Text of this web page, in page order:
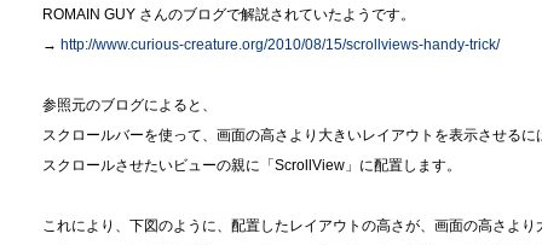
ROMAIN GUY さんのブログで解説されていたようです。
→ http://www.curious-creature.org/2010/08/15/scrollviews-handy-trick/
参照元のブログによると、
スクロールバーを使って、画面の高さより大きいレイアウトを表示させるに
スクロールさせたいビューの親に「ScrollView」に配置します。
これにより、下図のように、配置したレイアウトの高さが、画面の高さより